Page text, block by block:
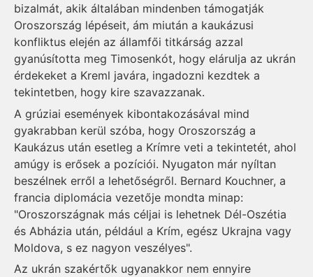
bizalmát, akik általában mindenben támogatják
Oroszország lépéseit, ám miután a kaukázusi
konfliktus elején az államfői titkárság azzal
gyanúsította meg Timosenkót, hogy elárulja az ukrán
érdekeket a Kreml javára, ingadozni kezdtek a
tekintetben, hogy kire szavazzanak.
A grúziai események kibontakozásával mind
gyakrabban kerül szóba, hogy Oroszország a
Kaukázus után esetleg a Krímre veti a tekintetét, ahol
amúgy is erősek a pozíciói. Nyugaton már nyíltan
beszélnek erről a lehetőségről. Bernard Kouchner, a
francia diplomácia vezetője mondta minap:
"Oroszországnak más céljai is lehetnek Dél-Oszétia
és Abházia után, például a Krím, egész Ukrajna vagy
Moldova, s ez nagyon veszélyes".
Az ukrán szakértők ugyanakkor nem ennyire